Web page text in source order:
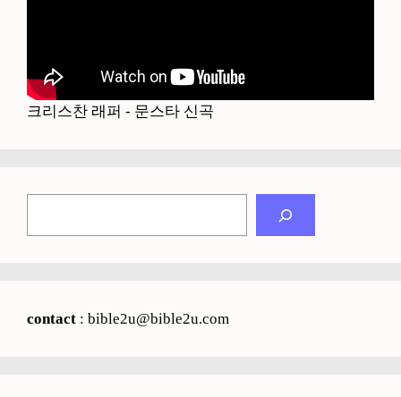
크리스찬 래퍼 - 문스타 신곡
contact : bible2u@bible2u.com